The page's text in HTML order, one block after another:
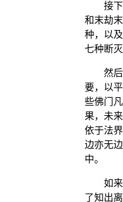
接
和末劫
种，以
七种断
然
要，以
些佛门
果，未
依于法
边亦无
中。
如
了知出